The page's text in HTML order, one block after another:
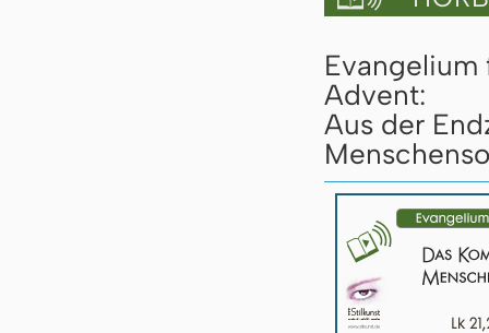
Evangelium
Advent:
Aus der